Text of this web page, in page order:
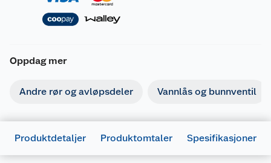
Oppdag mer
Andre rør og avløpsdeler Vannlås og bunnventil
Produktdetaljer Produktomtaler Spesifikasjoner